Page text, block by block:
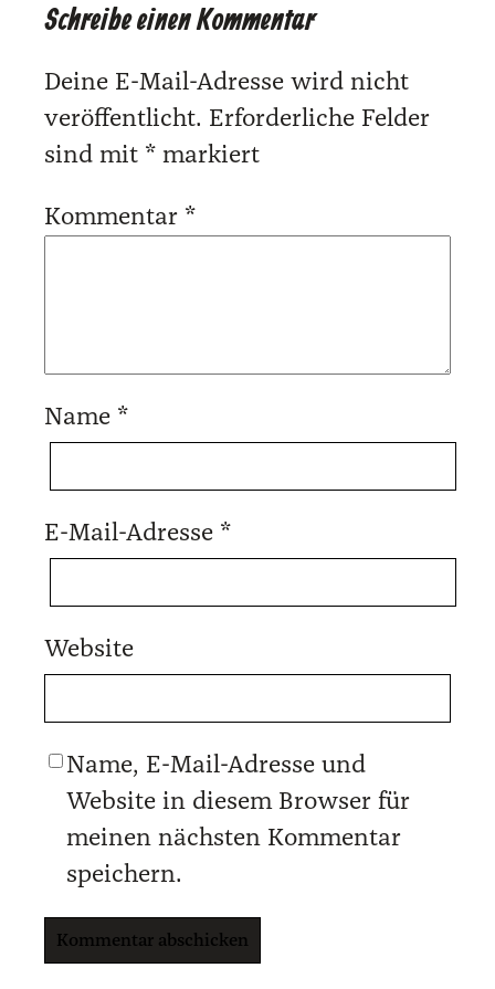
Schreibe einen Kommentar
Deine E-Mail-Adresse wird nicht
veröffentlicht. Erforderliche Felder
sind mit * markiert
Kommentar *
Name *
E-Mail-Adresse *
Website
Name, E-Mail-Adresse und
Website in diesem Browser für
meinen nächsten Kommentar
speichern.